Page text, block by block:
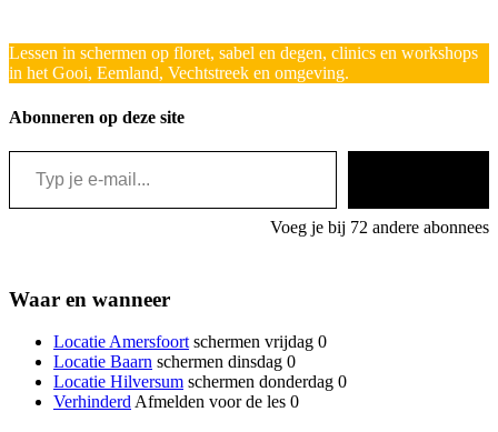
Lessen in schermen op floret, sabel en degen, clinics en workshops
in het Gooi, Eemland, Vechtstreek en omgeving.
Abonneren op deze site
Typ je e-mail...
Voeg je bij 72 andere abonnees
Waar en wanneer
Locatie Amersfoort schermen vrijdag 0
Locatie Baarn schermen dinsdag 0
Locatie Hilversum schermen donderdag 0
Verhinderd Afmelden voor de les 0